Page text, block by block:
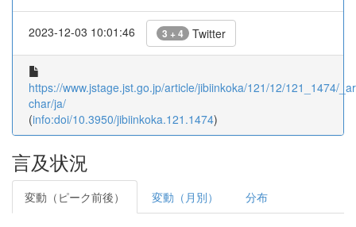
2023-12-03 10:01:46 3 + 4 Twitter
https://www.jstage.jst.go.jp/article/jibiinkoka/121/12/121_1474/
char/ja/
(info:doi/10.3950/jibiinkoka.121.1474)
言及状況
変動（ピーク前後） 変動（月別） 分布